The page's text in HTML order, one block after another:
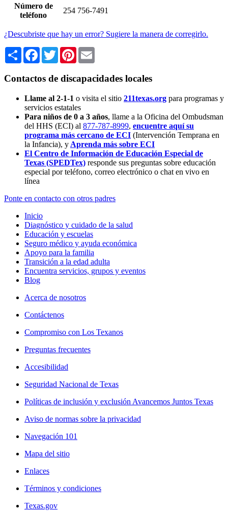
Número de
teléfono
254 756-7491
¿Descubriste que hay un error? Sugiere la manera de corregirlo.
Share Facebook
TwitterPinterest
Contactos de discapacidades locales
Llame al 2-1-1 o visita el sitio 211texas.org para programas y
servicios estatales
Para niños de 0 a 3 años, llame a la Oficina del Ombudsman
del HHS (ECI) al 877-787-8999, encuentre aquí su
programa más cercano de ECI (Intervención Temprana en
la Infancia), y Aprenda más sobre ECI
El Centro de Información de Educación Especial de
Texas (SPEDTex) responde sus preguntas sobre educación
especial por teléfono, correo electrónico o chat en vivo en
línea
Ponte en contacto con otros padres
Inicio
Diagnóstico y cuidado de la salud
Educación y escuelas
Seguro médico y ayuda económica
Apoyo para la familia
Transición a la edad adulta
Encuentra servicios, grupos y eventos
Blog
Acerca de nosotros
Contáctenos
Compromiso con Los Texanos
Preguntas frecuentes
Accesibilidad
Seguridad Nacional de Texas
Políticas de inclusión y exclusión Avancemos Juntos Texas
Aviso de normas sobre la privacidad
Navegación 101
Mapa del sitio
Enlaces
Términos y condiciones
Texas.gov